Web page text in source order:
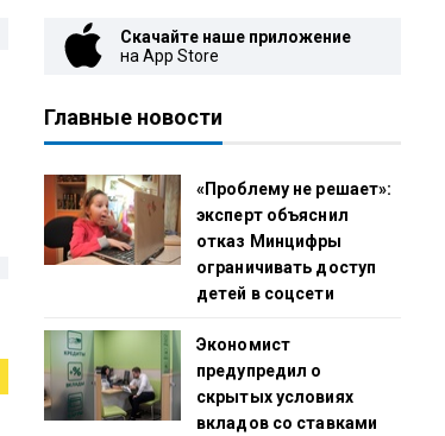
Скачайте наше приложение
на App Store
Главные новости
«Проблему не решает»:
эксперт объяснил
отказ Минцифры
ограничивать доступ
детей в соцсети
Экономист
предупредил о
скрытых условиях
вкладов со ставками